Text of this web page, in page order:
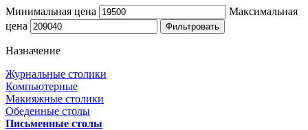
Минимальная цена
Максимальная
цена
Фильтровать
Назначение
Журнальные столики
Компьютерные
Макияжные столики
Обеденные столы
Письменные столы